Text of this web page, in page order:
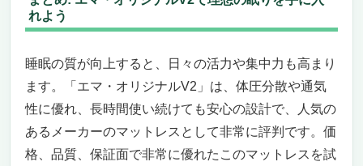
れよう
睡眠の質が向上すると、日々の活力や集中力も高まり
ます。「エマ・オリジナルV2」は、体圧分散や通気
性に優れ、長時間使い続けても安心の設計で、人気の
あるメーカーのマットレスとして非常に評判です。価
格、品質、保証面で非常に優れたこのマットレスを試